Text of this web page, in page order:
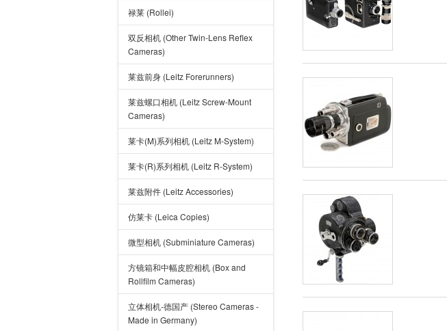
禄莱 (Rollei)
双反相机 (Other Twin-Lens Reflex
Cameras)
莱兹前身 (Leitz Forerunners)
莱兹螺口相机 (Leitz Screw-Mount
Cameras)
莱卡(M)系列相机 (Leitz M-System)
莱卡(R)系列相机 (Leitz R-System)
莱兹附件 (Leitz Accessories)
仿莱卡 (Leica Copies)
微型相机 (Subminiature Cameras)
方镜箱和中幅皮腔相机 (Box and
Rollfilm Cameras)
立体相机-德国产 (Stereo Cameras -
Made in Germany)